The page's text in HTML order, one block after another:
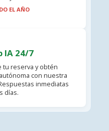
EL AÑO
IA 24/7
tu reserva y obtén
con nuestra
inmediatas
días.